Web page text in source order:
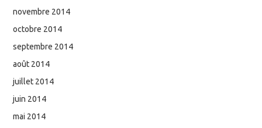
novembre 2014
octobre 2014
septembre 2014
août 2014
juillet 2014
juin 2014
mai 2014